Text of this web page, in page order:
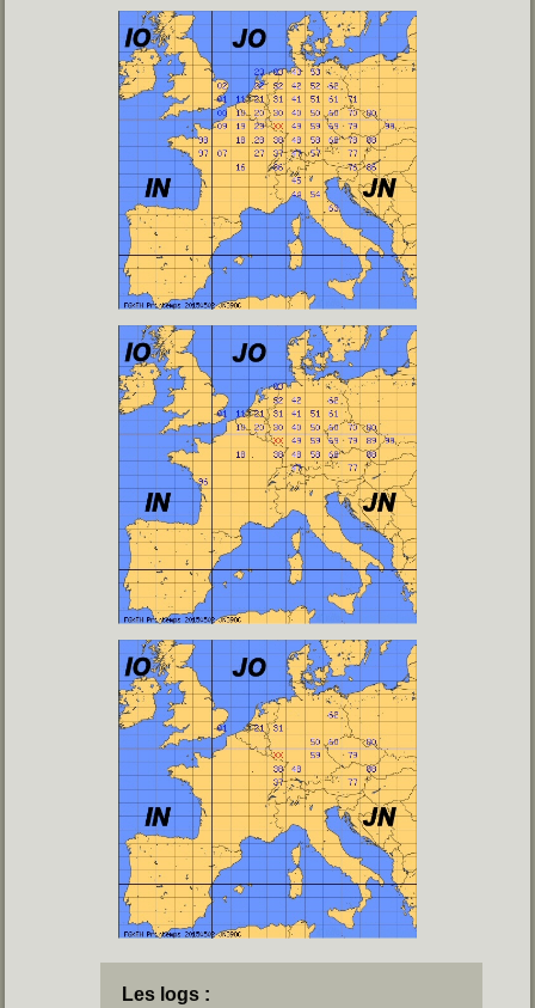
Les logs :